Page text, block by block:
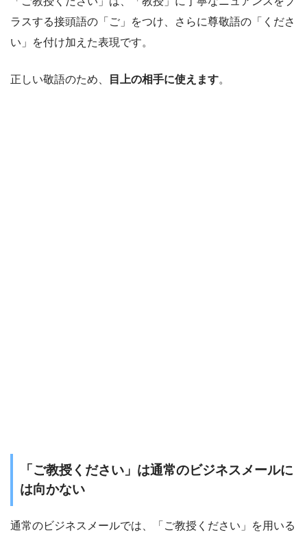
ラスする接頭語の「ご」をつけ、さらに尊敬語の「くださ
い」を付け加えた表現です。
正しい敬語のため、 目上の相手に使えます。
「ご教授ください」は通常のビジネスメールに
は向かない
通常のビジネスメールでは、「ご教授ください」を用いる